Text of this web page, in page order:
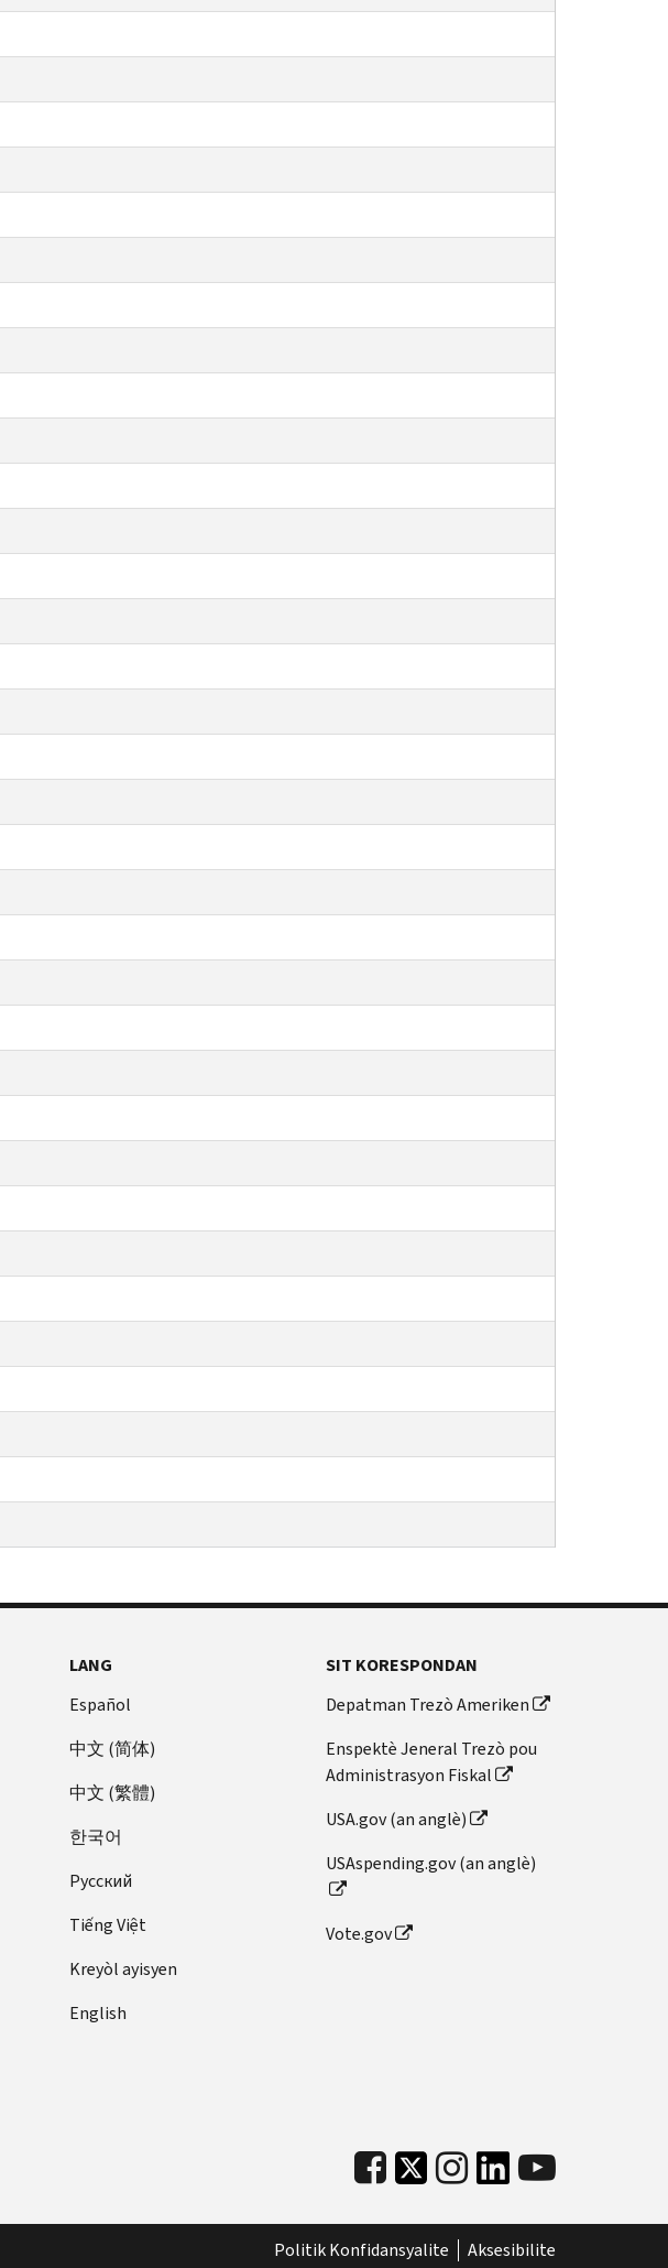
LANG
Español
中文 (简体)
中文 (繁體)
한국어
Pусский
Tiếng Việt
Kreyòl ayisyen
English
SIT KORESPONDAN
Depatman Trezò Ameriken
Enspektè Jeneral Trezò pou
Administrasyon Fiskal
USA.gov (an anglè)
USAspending.gov (an anglè)
Vote.gov
Politik Konfidansyalite Aksesibilite